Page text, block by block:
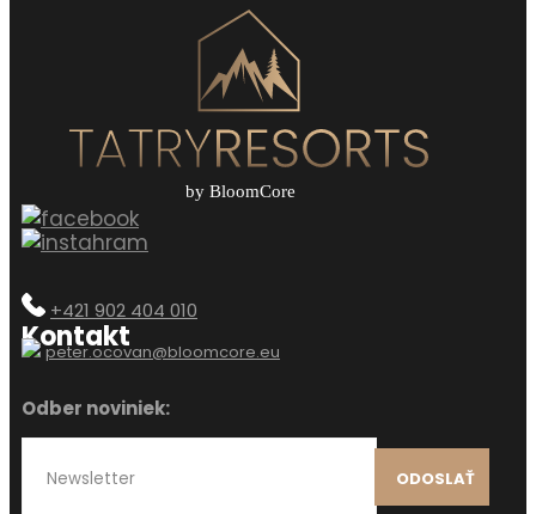
Kontakt
+421 902 404 010
peter.ocovan@bloomcore.eu
Odber noviniek:
ODOSLAŤ